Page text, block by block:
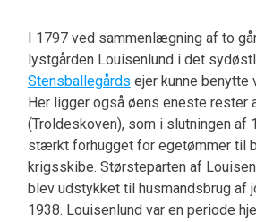
I 1797 ved sammenlægning af to
lystgården Louisenlund i det
Stensballegårds ejer kunne benytte
Her ligger også øens eneste rester
(Troldeskoven), som i slutningen af
stærkt forhugget for egetømmer til
krigsskibe. Størsteparten af
blev udstykket til husmandsbrug af
1938. Louisenlund var en periode